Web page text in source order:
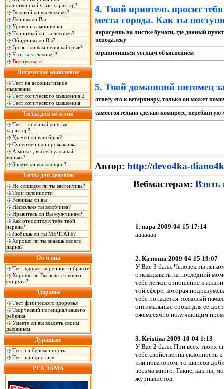
женственный у вас характер?
Волевой ли вы человек?
Ленивы ли Вы
Уровень самооценки
Терпимый ли ты человек?
Обидчивы ли Вы?
Грозит ли вам нервный срыв?
Что ты за человек?
Все тесты »
Логическое мышление
Тест на ассоциативное
мышление
Тест логического мышления 2
Тест логического мышления
Тесты для мужчин
Тест - сильный ли у вас
характер?
Удачен ли ваш брак?
Супермен или промакашка
А может, вы сексуальный
маньяк?
Знаете ли вы женщин?
Тесты для девушек
Не слишком ли ты застенчива?
Твои склонности
Ревнивы ли вы
Насколько ты влюбчива?
Нравитесь ли Вы мужчинам?
Как относится к тебе твой
парень?
Любишь ли ты МЕЧТАТЬ?
Хорошо ли ты знаешь своего
парня?
Он и она
Тест удовлетворенности браком
Хорошо ли Вы знаете своего
супруга?
Здоровье
Тест физического здоровья
Творческий потенциал вашего
ребенка.
Умеете ли вы владеть своим
дыханием
Дурацкие
Тест на беременность
Тест на идиотизм
РЕКЛАМА
4. Твой приятель просит
места города. Как ты
нарисуешь на листке бумаги, где данный
неподалеку
ограничишься устным объяснением
5. Твой домашний питомец
отнесу его к ветеринару, только он может
самостоятельно сделаю компресс,
Автор: http://devo4ka-
Вебмастерам: Взять
1. пара 2009-04-15 17:14
ааааааа
2. Катюша 2009-04-15 19:07
У Вас 3 балл. Человек ты
откладывать на последний
тебе легкое отношение к
той сфере, которая
тебе попадется толковый
оптимальные сроки для ее
ежемесячно получающим
3. Kristina 2009-10-04 1:13
У Вас 2 балл. При всех твоих
тебе свойственна склонность
или новатором, то шансов
весьма много. Такие, как ты,
журналистов.